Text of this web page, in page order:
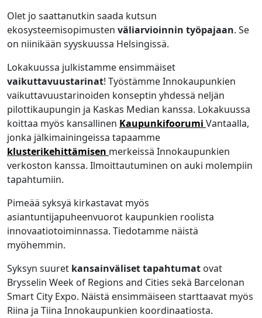
Olet jo saattanutkin saada kutsun
ekosysteemisopimusten väliarvioinnin työpajaan. Se
on niinikään syyskuussa Helsingissä.
Lokakuussa julkistamme ensimmäiset
vaikuttavuustarinat! Työstämme Innokaupunkien
vaikuttavuustarinoiden konseptin yhdessä neljän
pilottikaupungin ja Kaskas Median kanssa. Lokakuussa
koittaa myös kansallinen Kaupunkifoorumi Vantaalla,
jonka jälkimainingeissa tapaamme
klusterikehittämisen merkeissä Innokaupunkien
verkoston kanssa. Ilmoittautuminen on auki molempiin
tapahtumiin.
Pimeää syksyä kirkastavat myös
asiantuntijapuheenvuorot kaupunkien roolista
innovaatiotoiminnassa. Tiedotamme näistä
myöhemmin.
Syksyn suuret kansainväliset tapahtumat ovat
Brysselin Week of Regions and Cities sekä Barcelonan
Smart City Expo. Näistä ensimmäiseen starttaavat myös
Riina ja Tiina Innokaupunkien koordinaatiosta.